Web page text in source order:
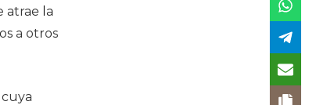
atrae la
a otros
cuya